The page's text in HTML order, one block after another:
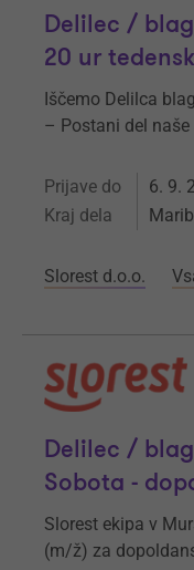
Delilec /
20 ur
Iščemo Delilca
– Postani del
Prijave do 6. 9.
Kraj dela
Slorest d.o.o.
Delilec /
Sobota -
Slorest ekipa v
(m/ž) za